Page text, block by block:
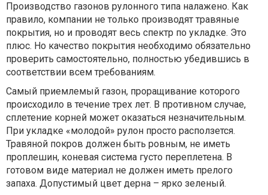
Производство газонов рулонного типа налажено. Как
правило, компании не только производят травяные
покрытия, но и проводят весь спектр по укладке. Это
плюс. Но качество покрытия необходимо обязательно
проверить самостоятельно, полностью убедившись в
соответствии всем требованиям.
Самый приемлемый газон, проращивание которого
происходило в течение трех лет. В противном случае,
сплетение корней может оказаться незначительным.
При укладке «молодой» рулон просто расползется.
Травяной покров должен быть ровным, не иметь
проплешин, коневая система густо переплетена. В
готовом виде материал не должен иметь прелого
запаха. Допустимый цвет дерна – ярко зеленый.